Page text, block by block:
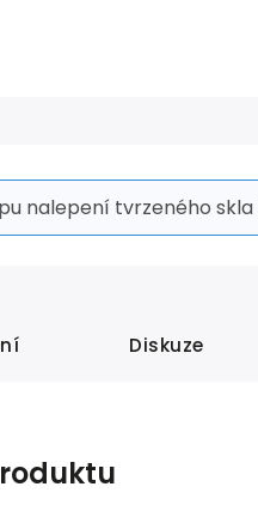
nalepení tvrzeného skla
Diskuze